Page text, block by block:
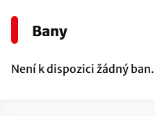
Bany
Není k dispozici žádný ban.